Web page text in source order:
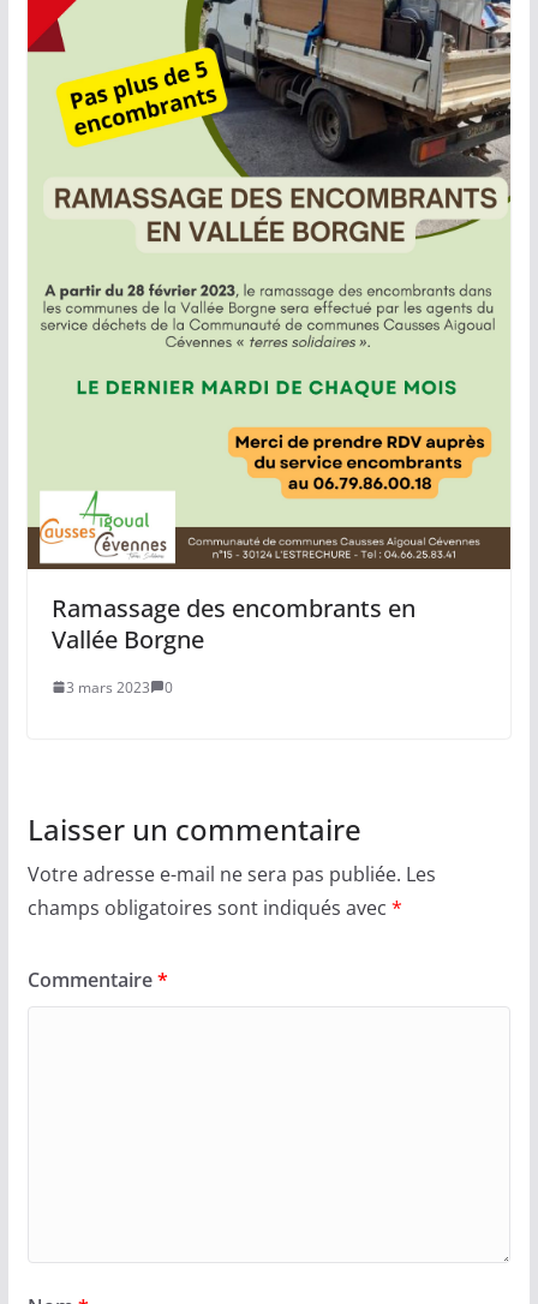
Ramassage des encombrants en
Vallée Borgne
3 mars 2023 0
Laisser un commentaire
Votre adresse e-mail ne sera pas publiée. Les
champs obligatoires sont indiqués avec *
Commentaire*